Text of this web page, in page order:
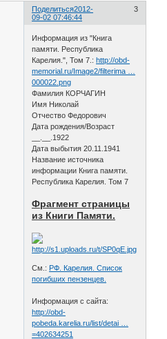
Поделиться 3
2012-
09-02 07:46:44
Информация из "Книга
памяти. Республика
Карелия.", Том 7.:http://obd-
memorial.ru/Image2/filterima …
000022.png
Фамилия КОРЧАГИН
Имя Николай
Отчество Федорович
Дата рождения/Возраст
__.__.1922
Дата выбытия 20.11.1941
Название источника
информации Книга памяти.
Республика Карелия. Том 7
Фрагмент страницы
из Книги Памяти.
См.: РФ. Карелия. Список
погибших пензенцев.
Информация с сайта:
http://obd-
pobeda.karelia.ru/list/detai …
=402634251